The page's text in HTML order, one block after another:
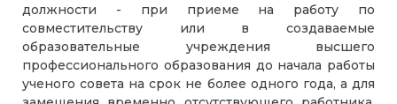
должности - при приеме на работу по
совместительству или в создаваемые
образовательные учреждения высшего
профессионального образования до начала работы
ученого совета на срок не более одного года, а для